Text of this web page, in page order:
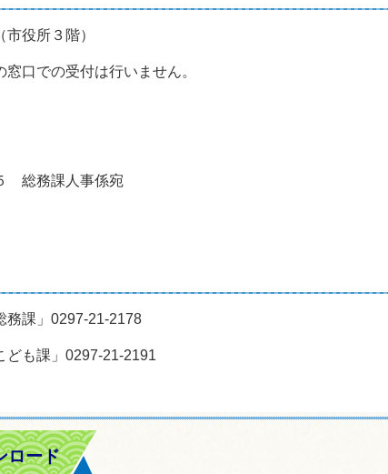
役所３階）
口での受付は行いません。
総務課人事係宛
課」0297-21-2178
も課」0297-21-2191
ロード